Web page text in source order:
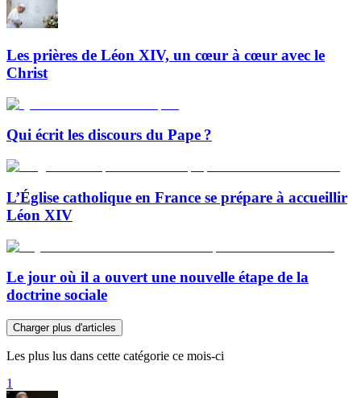
Les prières de Léon XIV, un cœur à cœur avec le
Christ
Qui écrit les discours du Pape ?
L’Église catholique en France se prépare à accueillir
Léon XIV
Le jour où il a ouvert une nouvelle étape de la
doctrine sociale
Charger plus d'articles
Les plus lus dans cette catégorie ce mois-ci
1